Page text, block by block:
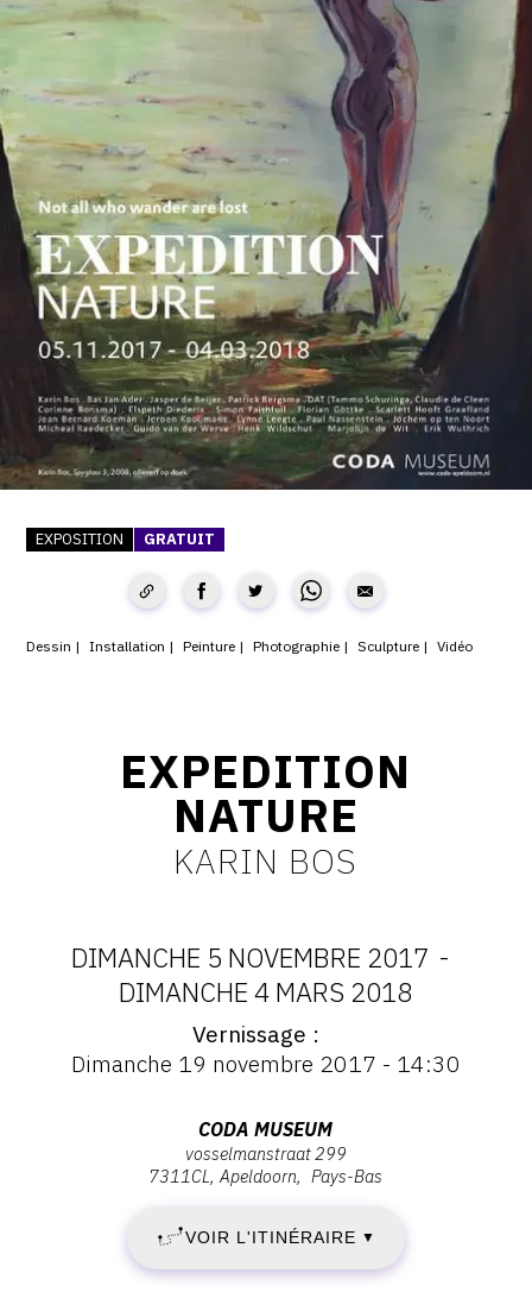
SERVICES
CRÉER SON CATALOGUE RAISONNÉ
ABONNEMENTS DÉDIÉS AUX GALERISTES
CRÉER SON SITE ARTISTE
CRÉER SON CATALOGUE D'EXPO
PUBLIER SES EXPOSITIONS
DEVENIR CONTRIBUTEUR
À PROPOS
L'ÉQUIPE OAM
CGU
INSTAGRAM
FACEBOOK
PINTEREST
EXPOSITION GRATUIT
Dessin Installation Peinture Photographie Sculpture Vidéo
EXPEDITION
NATURE
KARIN BOS
DATES
:
5
NOVEMBRE
2017
DIMANCHE 5 NOVEMBRE 2017 -
DIMANCHE 4 MARS 2018
Vernissage
Dimanche 19 novembre 2017 - 14:30
Vosselmanstraat
CODA MUSEUM
vosselmanstraat 299
7311CL Apeldoorn Pays-Bas
VOIR L'ITINÉRAIRE ▼